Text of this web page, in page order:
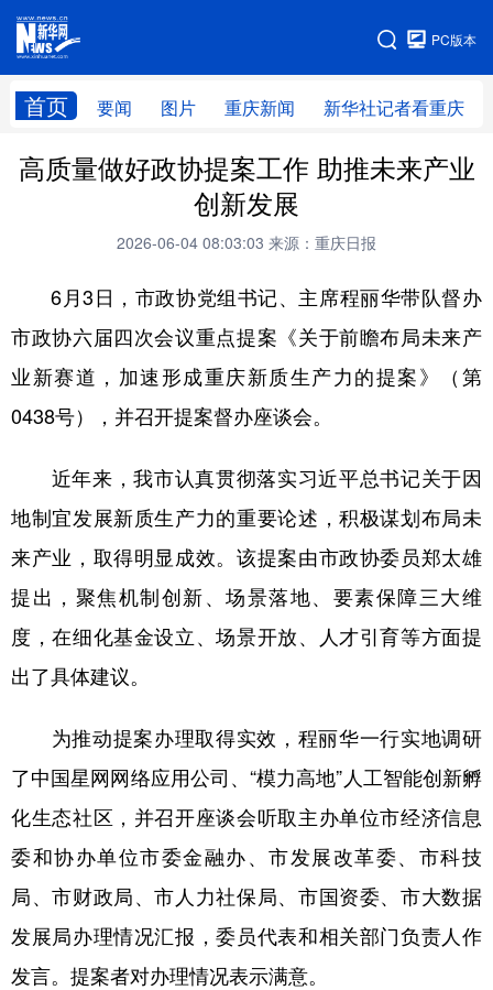
PC版本
首页 要闻 图片 重庆新闻 新华社记者看重庆
网站地图
高质量做好政协提案工作 助推未来产业
创新发展
2026-06-04 08:03:03 来源：重庆日报
6月3日，市政协党组书记、主席程丽华带队督办
市政协六届四次会议重点提案《关于前瞻布局未来产
业新赛道，加速形成重庆新质生产力的提案》（第
0438号），并召开提案督办座谈会。
近年来，我市认真贯彻落实习近平总书记关于因
地制宜发展新质生产力的重要论述，积极谋划布局未
来产业，取得明显成效。该提案由市政协委员郑太雄
提出，聚焦机制创新、场景落地、要素保障三大维
度，在细化基金设立、场景开放、人才引育等方面提
出了具体建议。
为推动提案办理取得实效，程丽华一行实地调研
了中国星网网络应用公司、“模力高地”人工智能创新孵
化生态社区，并召开座谈会听取主办单位市经济信息
委和协办单位市委金融办、市发展改革委、市科技
局、市财政局、市人力社保局、市国资委、市大数据
发展局办理情况汇报，委员代表和相关部门负责人作
发言。提案者对办理情况表示满意。